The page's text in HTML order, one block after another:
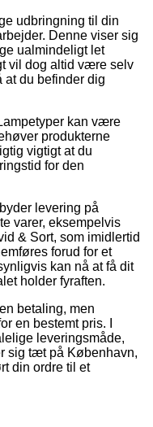
udbringning til din
Denne viser sig
ualmindeligt let
vil dog altid være selv
at du befinder dig
kan være
produkterne
vigtigt at du
for den
levering på
varer, eksempelvis
& Sort, som imidlertid
forud for et
kan nå at få dit
holder fyraften.
betaling, men
en bestemt pris. I
leveringsmåde,
sig tæt på København,
din ordre til et